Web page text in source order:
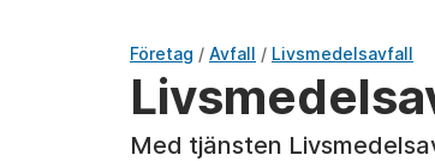
Företag / Avfall / Livsmedelsavfall
Med tjänsten